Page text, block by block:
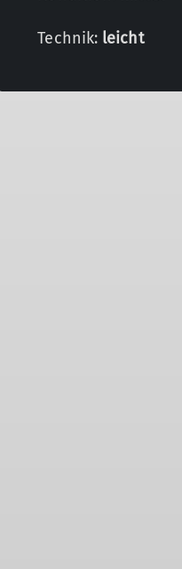
Technik: leicht